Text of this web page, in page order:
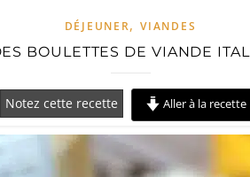
DÉJEUNER,VIANDES
BOULETTES DE VIANDE
Notez cette recette Aller à la recette